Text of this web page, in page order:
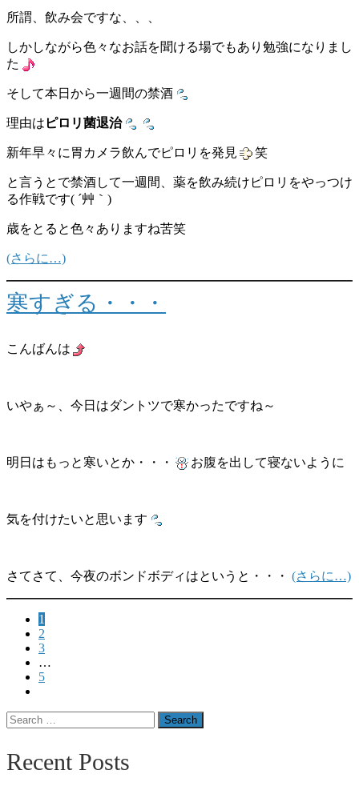
所謂、飲み会ですな、、、
しかしながら色々なお話を聞ける場でもあり勉強になりまし
た
そして本日から一週間の禁酒
理由は ピロリ菌退治
新年早々に胃カメラ飲んでピロリを発見 笑
と言うとで禁酒して一週間、薬を飲み続けピロリをやっつけ
る作戦です( ´艸｀)
歳をとると色々ありますね苦笑
(さらに…)
寒すぎる・・・
こんばんは
いやぁ～、今日はダントツで寒かったですね～
明日はもっと寒いとか・・・ お腹を出して寝ないように
気を付けたいと思います
さてさて、今夜のボンドボディはというと・・・ (さらに…)
paging-
navigation
1
2
3
…
5
Search
for:
Recent Posts